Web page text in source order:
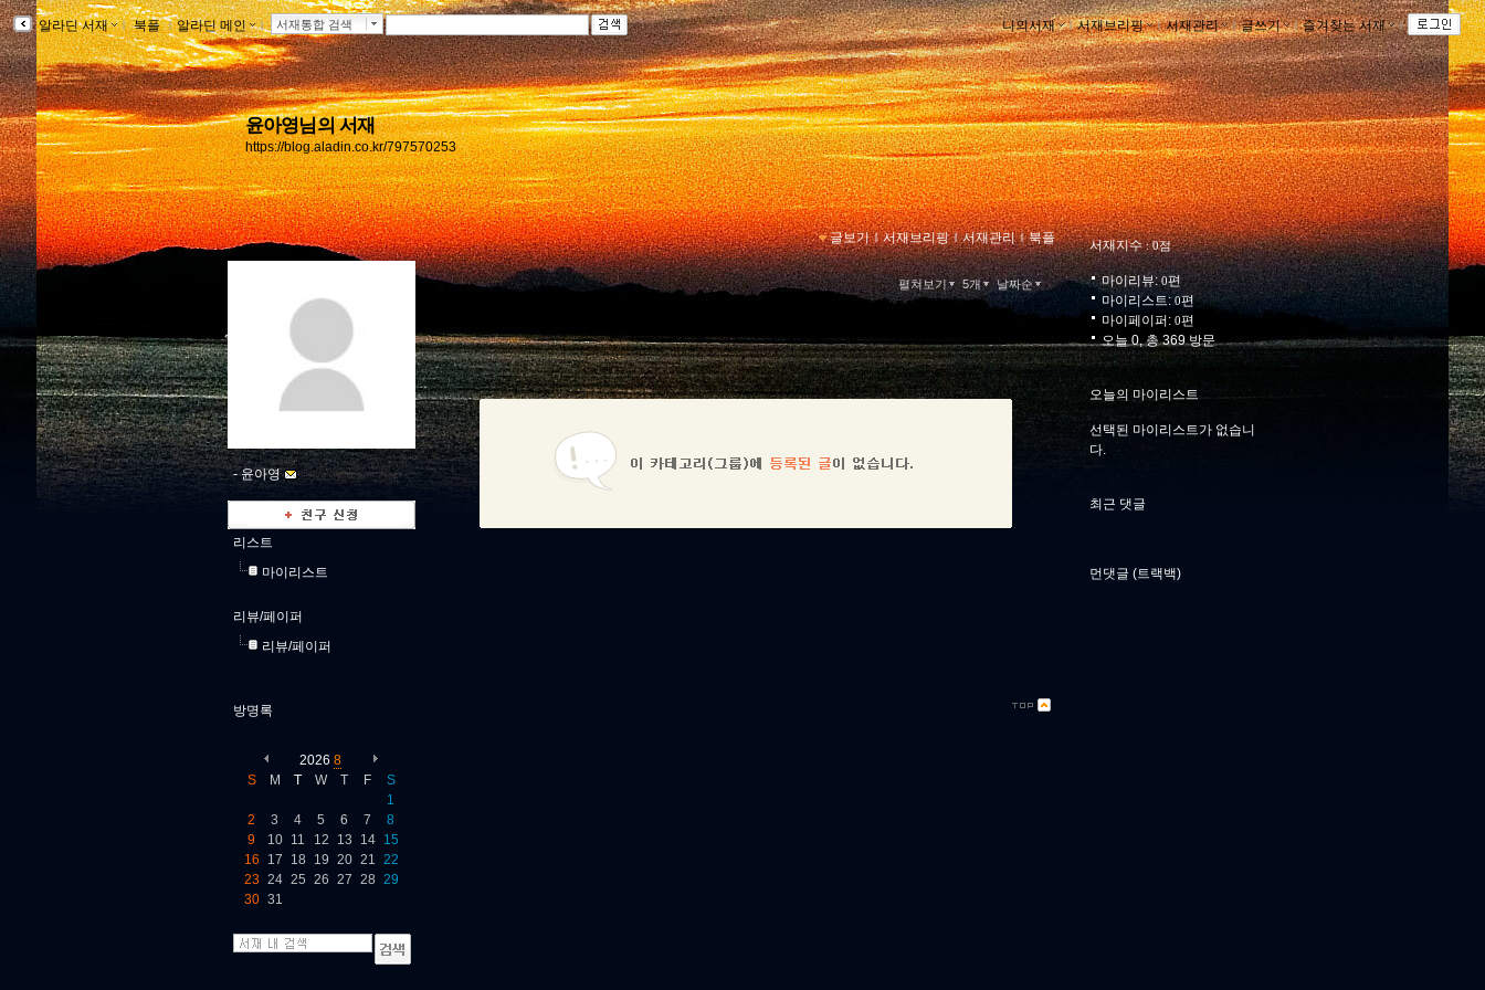
알라딘 서재 ｌ북플ｌ알라딘 메인 ｌ 서재통합 검색 나의서재 ｌ서재브리핑 ｌ서재관리 ｌ글쓰기 ｌ즐겨찾는 서재 ｌ
윤아영님의 서재
https://blog.aladin.co.kr/797570253
글보기ｌ서재브리핑ｌ서재관리ｌ북플
-윤아영
리스트
마이리스트
리뷰/페이퍼
리뷰/페이퍼
방명록
2026 8
S
M T W T F
S
1
2
3 4 5 6 7
8
9
10 11 12 13 14
15
16
17 18 19 20 21 22
23 24 25 26 27 28 29
30 31
펼쳐보기 5개 날짜순
서재지수: 0점
마이리뷰:0편
마이리스트:0편
마이페이퍼: 0편
오늘 0, 총 369 방문
오늘의 마이리스트
선택된 마이리스트가 없습니
다.
최근 댓글
먼댓글 (트랙백)